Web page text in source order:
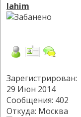
lahim
Зарегистрирован:
29 Июн 2014
Сообщения: 402
Откуда: Москва